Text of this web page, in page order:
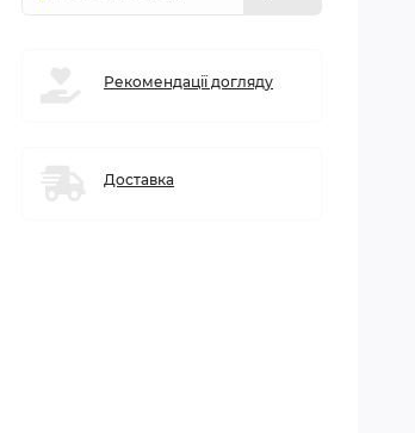
Рекомендації догляду
Доставка